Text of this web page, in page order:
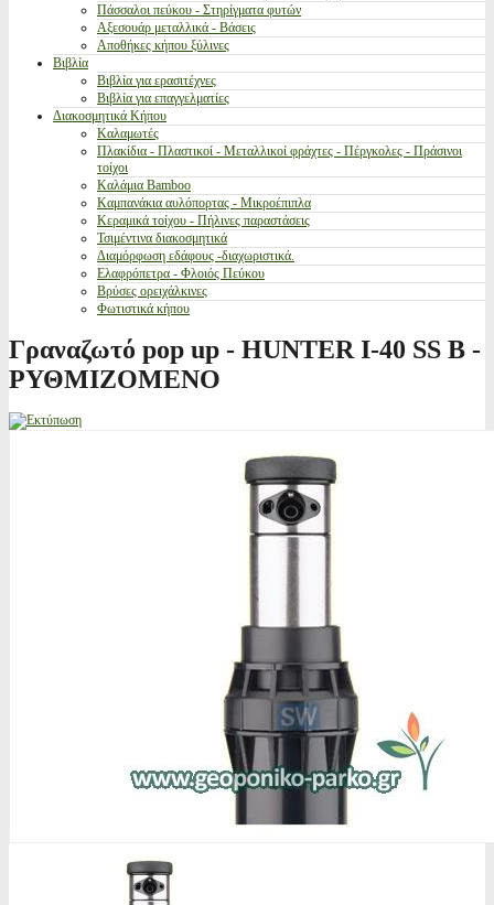
Πάσσαλοι πεύκου - Στηρίγματα φυτών
Αξεσουάρ μεταλλικά - Βάσεις
Αποθήκες κήπου ξύλινες
Βιβλία
Βιβλία για ερασιτέχνες
Βιβλία για επαγγελματίες
Διακοσμητικά Κήπου
Καλαμωτές
Πλακίδια - Πλαστικοί - Μεταλλικοί φράχτες - Πέργκολες - Πράσινοι
τοίχοι
Καλάμια Bamboo
Καμπανάκια αυλόπορτας - Μικροέπιπλα
Κεραμικά τοίχου - Πήλινες παραστάσεις
Τσιμέντινα διακοσμητικά
Διαμόρφωση εδάφους -διαχωριστικά.
Ελαφρόπετρα - Φλοιός Πεύκου
Βρύσες ορειχάλκινες
Φωτιστικά κήπου
Γραναζωτό pop up - HUNTER I-40 SS B -
ΡΥΘΜΙΖΟΜΕΝΟ